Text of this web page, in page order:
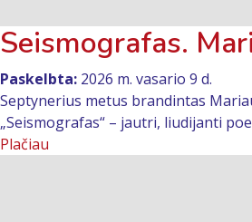
Seismografas.
Paskelbta: 2026 m. vasario 9 d.
Septynerius metus brandintas
„Seismografas“ – jautri, liudijanti
Plačiau